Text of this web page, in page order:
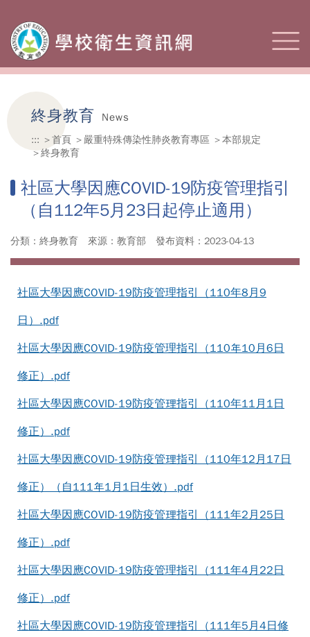
終身教育
News
:::
首頁 嚴重特殊傳染性肺炎教育專區
本部規定
終身教育
社區大學因應COVID-19防疫管理指引
（自112年5月23日起停止適用）
分類：終身教育 來源：教育部 發布資料：2023-04-13
社區大學因應COVID-19防疫管理指引（110年8月9
日）.pdf
社區大學因應COVID-19防疫管理指引（110年10月6日
修正）.pdf
社區大學因應COVID-19防疫管理指引（110年11月1日
修正）.pdf
社區大學因應COVID-19防疫管理指引（110年12月17日
修正）（自111年1月1日生效）.pdf
社區大學因應COVID-19防疫管理指引（111年2月25日
修正）.pdf
社區大學因應COVID-19防疫管理指引（111年4月22日
修正）.pdf
社區大學因應COVID-19防疫管理指引（111年5月4日修